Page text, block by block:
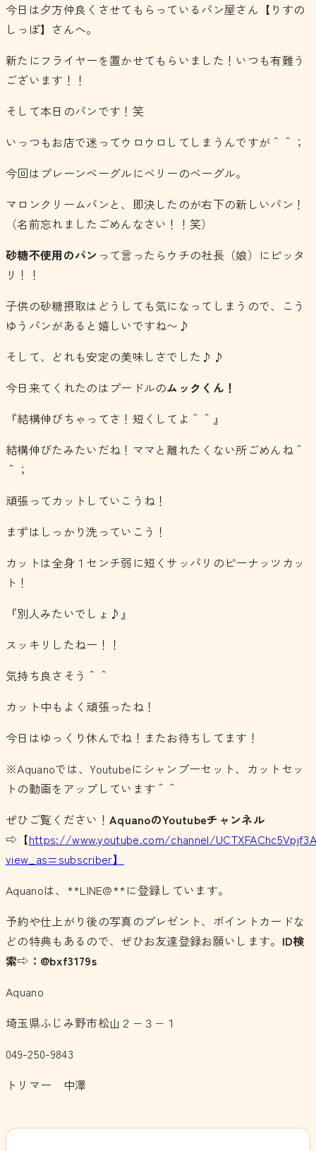
今日は夕方仲良くさせてもらっているパン屋さん【りすの
しっぽ】さんへ。
新たにフライヤーを置かせてもらいました！いつも有難う
ございます！！
そして本日のパンです！笑
いっつもお店で迷ってウロウロしてしまうんですが＾＾；
今回はプレーンベーグルにベリーのベーグル。
マロンクリームパンと、即決したのが右下の新しいパン！
（名前忘れましたごめんなさい！！笑）
砂糖不使用のパン って言ったらウチの社長（娘）にピッタ
リ！！
子供の砂糖摂取はどうしても気になってしまうので、こう
ゆうパンがあると嬉しいですね〜♪
そして、どれも安定の美味しさでした♪♪
今日来てくれたのはプードルのムックくん！
『結構伸びちゃってさ！短くしてよ＾＾』
結構伸びたみたいだね！ママと離れたくない所ごめんね＾
＾；
頑張ってカットしていこうね！
まずはしっかり洗っていこう！
カットは全身１センチ弱に短くサッパリのピーナッツカッ
ト！
『別人みたいでしょ♪』
スッキリしたねー！！
気持ち良さそう＾＾
カット中もよく頑張ったね！
今日はゆっくり休んでね！またお待ちしてます！
※Aquanoでは、Youtubeにシャンプーセット、カットセッ
トの動画をアップしています＾＾
ぜひご覧ください！ AquanoのYoutubeチャンネル
⇨【https://www.youtube.com/channel/
view_as=subscriber】
Aquanoは、**LINE@**に登録しています。
予約や仕上がり後の写真のプレゼント、ポイントカードな
どの特典もあるので、ぜひお友達登録お願いします。 ID検
索⇨：@bxf3179s
Aquano
埼玉県ふじみ野市松山２−３−１
049-250-9843
トリマー 中澤